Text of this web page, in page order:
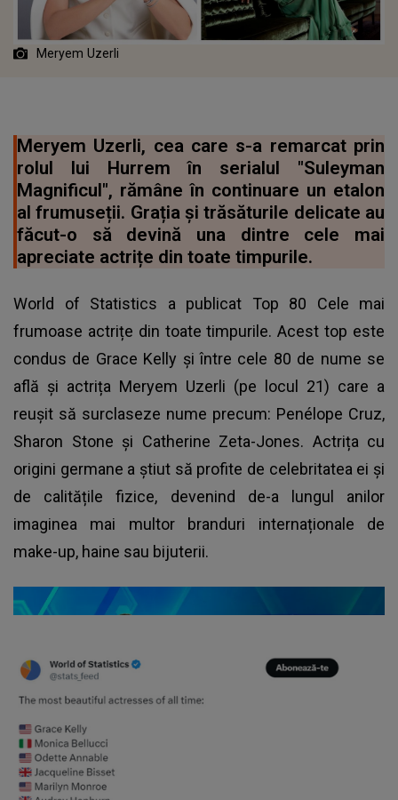
Meryem Uzerli
Meryem Uzerli, cea care s-a remarcat prin
rolul lui Hurrem în serialul "Suleyman
Magnificul", rămâne în continuare un etalon
al frumuseții. Grația și trăsăturile delicate au
făcut-o să devină una dintre cele mai
apreciate actrițe din toate timpurile.
World of Statistics a publicat Top 80 Cele mai
frumoase actrițe din toate timpurile. Acest top este
condus de Grace Kelly și între cele 80 de nume se
află și actrița Meryem Uzerli (pe locul 21) care a
reușit să surclaseze nume precum: Penélope Cruz,
Sharon Stone și Catherine Zeta-Jones. Actrița cu
origini germane a știut să profite de celebritatea ei și
de calitățile fizice, devenind de-a lungul anilor
imaginea mai multor branduri internaționale de
make-up, haine sau bijuterii.